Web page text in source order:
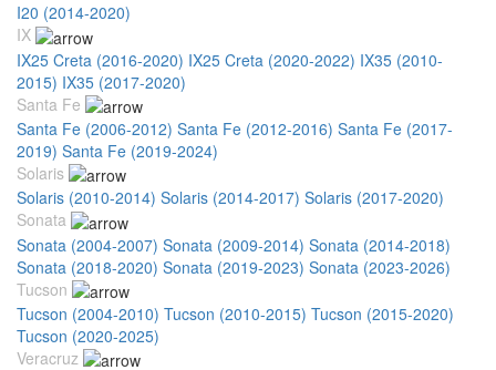
I20 (2014-2020)
IX
IX25 Creta (2016-2020) IX25 Creta (2020-2022) IX35 (2010-
2015) IX35 (2017-2020)
Santa Fe
Santa Fe (2006-2012) Santa Fe (2012-2016) Santa Fe (2017-
2019) Santa Fe (2019-2024)
Solaris
Solaris (2010-2014) Solaris (2014-2017) Solaris (2017-2020)
Sonata
Sonata (2004-2007) Sonata (2009-2014) Sonata (2014-2018)
Sonata (2018-2020) Sonata (2019-2023) Sonata (2023-2026)
Tucson
Tucson (2004-2010) Tucson (2010-2015) Tucson (2015-2020)
Tucson (2020-2025)
Veracruz